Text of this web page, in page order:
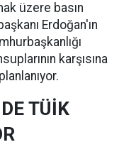
üzere basın
Erdoğan'ın
karşısına
TÜİK